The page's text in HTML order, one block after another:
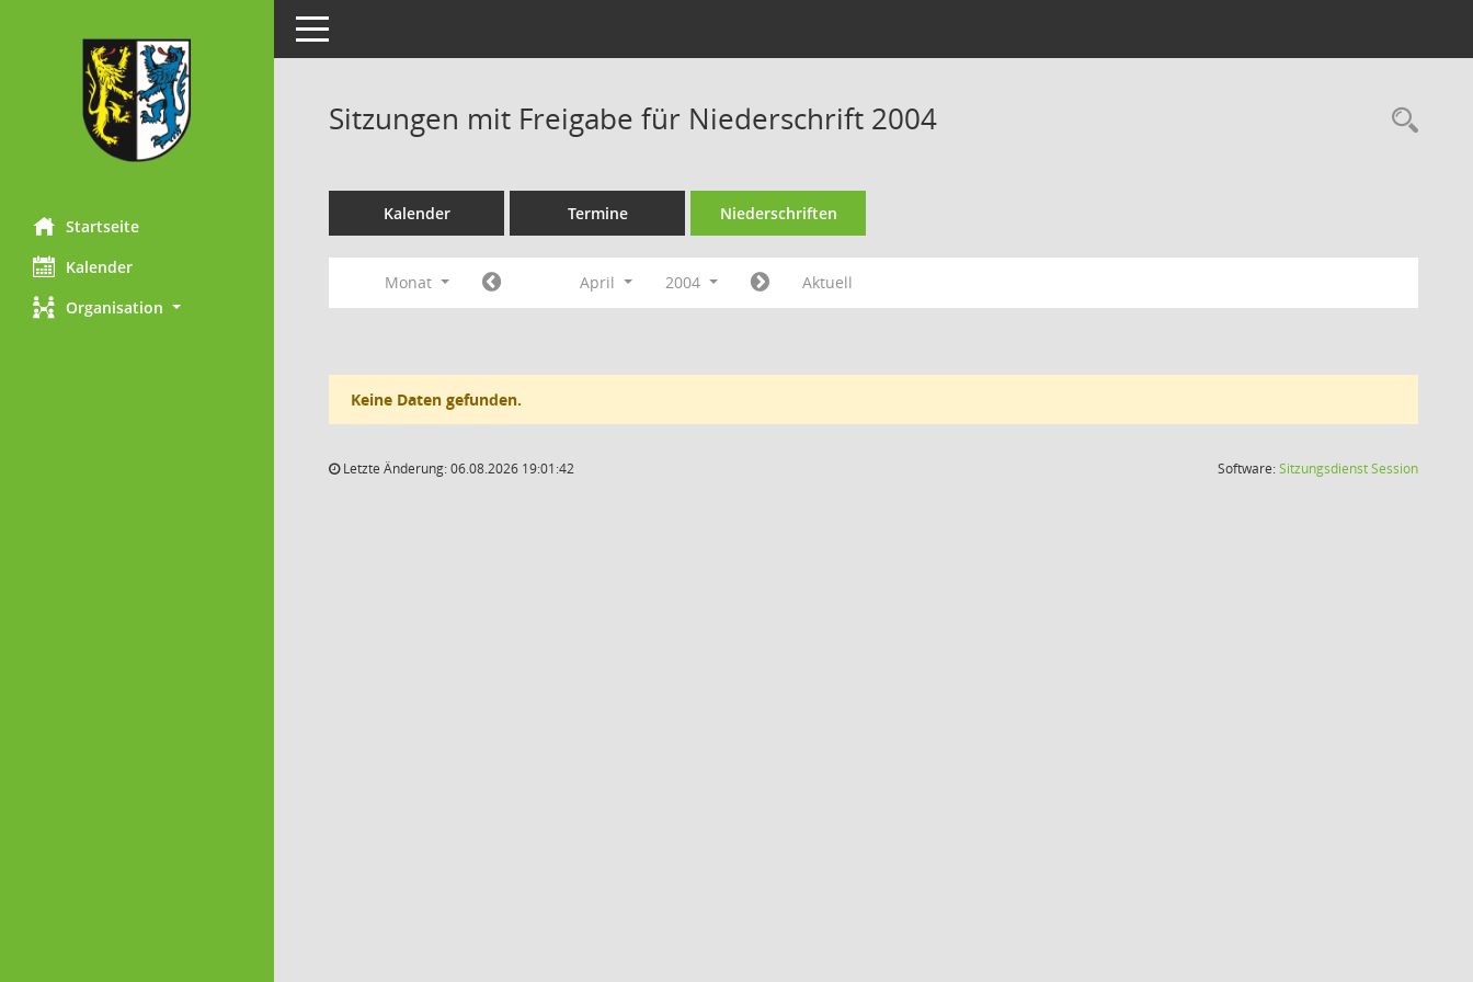
Startseite
Kalender
Organisation
Toggle navigation
Sitzungen mit Freigabe für Niederschrift 2004
Kalender Termine Niederschriften
Monat April 2004 Aktuell
Keine Daten gefunden.
Letzte Änderung: 06.08.2026 19:01:42 Software:SitzungsdienstSession(Wird in